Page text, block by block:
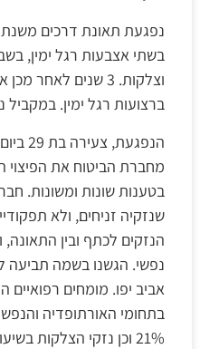
בשתי אצבעות רגל ימין,
וצלקות. 3 שנים לאחר
ברצועות רגל ימין. במקביל
מחברת הביטוח את הפיצוי
בטענות שונות ומשונות.
שנזקיה זניחים, ולא
הנזקים לכתף ובין
נפשי. הגשנו בשמה
אביב יפו. מומחים רפואיים
בתחומי האורתופדיה
21% וכן נזקי הצלקות בשיעור 15% נכות.